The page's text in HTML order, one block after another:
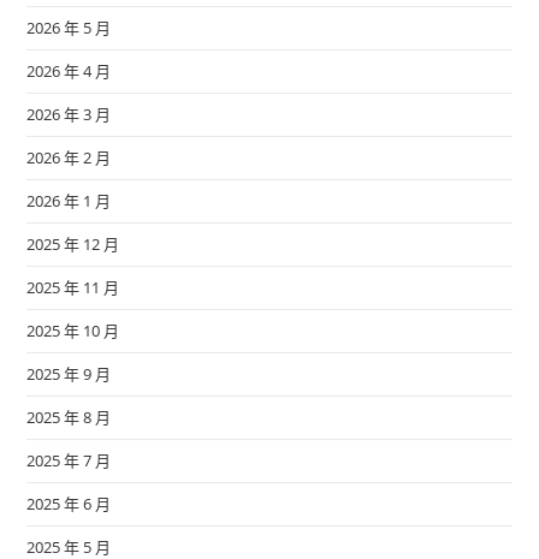
2026 年 5 月
2026 年 4 月
2026 年 3 月
2026 年 2 月
2026 年 1 月
2025 年 12 月
2025 年 11 月
2025 年 10 月
2025 年 9 月
2025 年 8 月
2025 年 7 月
2025 年 6 月
2025 年 5 月